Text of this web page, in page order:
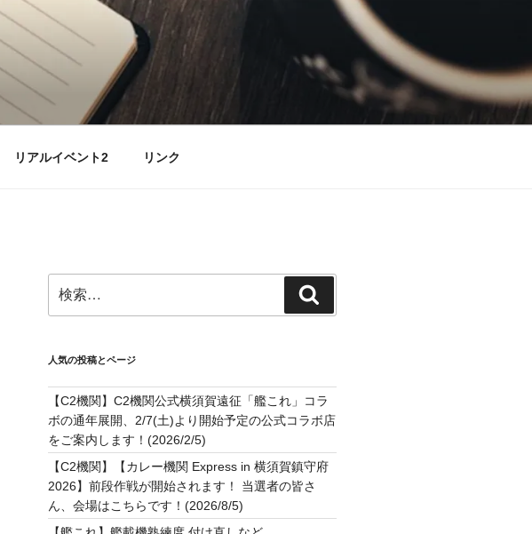
リアルイベント2 リンク
索:
索
人気の投稿とページ
【C2機関】C2機関公式横須賀遠征「艦これ」コラ
ボの通年展開、2/7(土)より開始予定の公式コラボ店
をご案内します！(2026/2/5)
【C2機関】【カレー機関 Express in 横須賀鎮守府
2026】前段作戦が開始されます！ 当選者の皆さ
ん、会場はこちらです！(2026/8/5)